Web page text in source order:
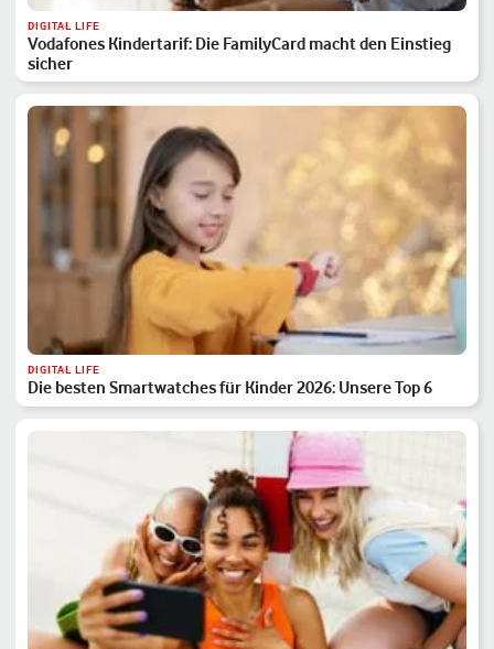
DIGITAL LIFE
Vodafones Kindertarif: Die FamilyCard macht den Einstieg
sicher
DIGITAL LIFE
Die besten Smartwatches für Kinder 2026: Unsere Top 6